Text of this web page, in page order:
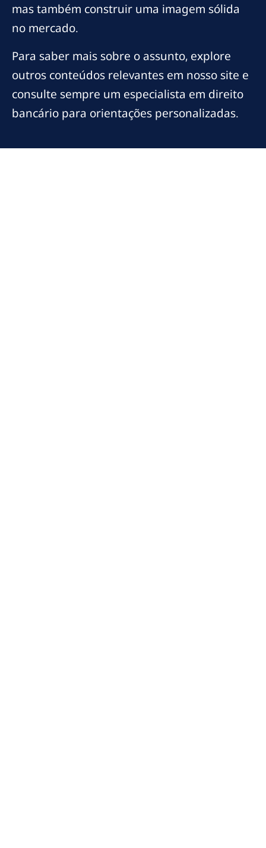
mas também construir uma imagem sólida
no mercado.
Para saber mais sobre o assunto, explore
outros conteúdos relevantes em nosso site e
consulte sempre um especialista em direito
bancário para orientações personalizadas.